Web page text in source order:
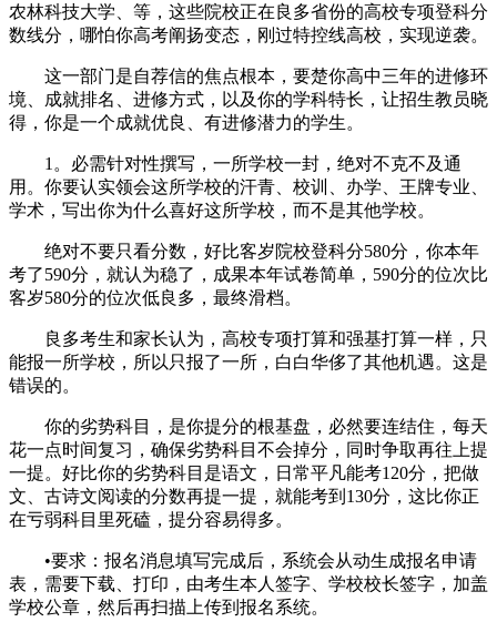
农林科技大学、等，这些院校正在良多省份的高校专项登科分
数线分，哪怕你高考阐扬变态，刚过特控线高校，实现逆袭。
这一部门是自荐信的焦点根本，要楚你高中三年的进修环
境、成就排名、进修方式，以及你的学科特长，让招生教员晓
得，你是一个成就优良、有进修潜力的学生。
1。必需针对性撰写，一所学校一封，绝对不克不及通
用。你要认实领会这所学校的汗青、校训、办学、王牌专业、
学术，写出你为什么喜好这所学校，而不是其他学校。
绝对不要只看分数，好比客岁院校登科分580分，你本年
考了590分，就认为稳了，成果本年试卷简单，590分的位次比
客岁580分的位次低良多，最终滑档。
良多考生和家长认为，高校专项打算和强基打算一样，只
能报一所学校，所以只报了一所，白白华侈了其他机遇。这是
错误的。
你的劣势科目，是你提分的根基盘，必然要连结住，每天
花一点时间复习，确保劣势科目不会掉分，同时争取再往上提
一提。好比你的劣势科目是语文，日常平凡能考120分，把做
文、古诗文阅读的分数再提一提，就能考到130分，这比你正
在亏弱科目里死磕，提分容易得多。
•要求：报名消息填写完成后，系统会从动生成报名申请
表，需要下载、打印，由考生本人签字、学校校长签字，加盖
学校公章，然后再扫描上传到报名系统。